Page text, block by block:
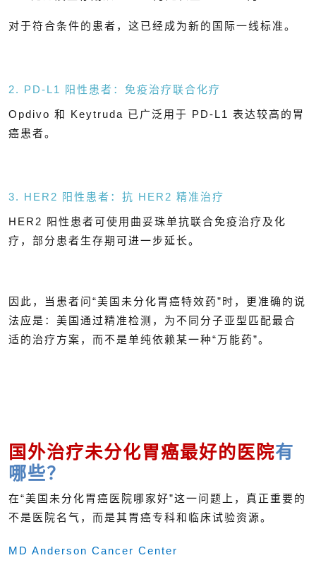
对于符合条件的患者，这已经成为新的国际一线标准。
2. PD-L1 阳性患者：免疫治疗联合化疗
Opdivo 和 Keytruda 已广泛用于 PD-L1 表达较高的胃
癌患者。
3. HER2 阳性患者：抗 HER2 精准治疗
HER2 阳性患者可使用曲妥珠单抗联合免疫治疗及化
疗，部分患者生存期可进一步延长。
因此，当患者问“美国未分化胃癌特效药”时，更准确的说
法应是：美国通过精准检测，为不同分子亚型匹配最合
适的治疗方案，而不是单纯依赖某一种“万能药”。
国外治疗未分化胃癌最好的医院有
哪些？
在“美国未分化胃癌医院哪家好”这一问题上，真正重要的
不是医院名气，而是其胃癌专科和临床试验资源。
MD Anderson Cancer Center